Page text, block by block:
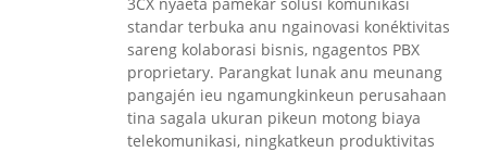
standar terbuka anu ngainovasi konéktivitas
sareng kolaborasi bisnis, ngagentos PBX
proprietary. Parangkat lunak anu meunang
pangajén ieu ngamungkinkeun perusahaan
tina sagala ukuran pikeun motong biaya
telekomunikasi, ningkatkeun produktivitas